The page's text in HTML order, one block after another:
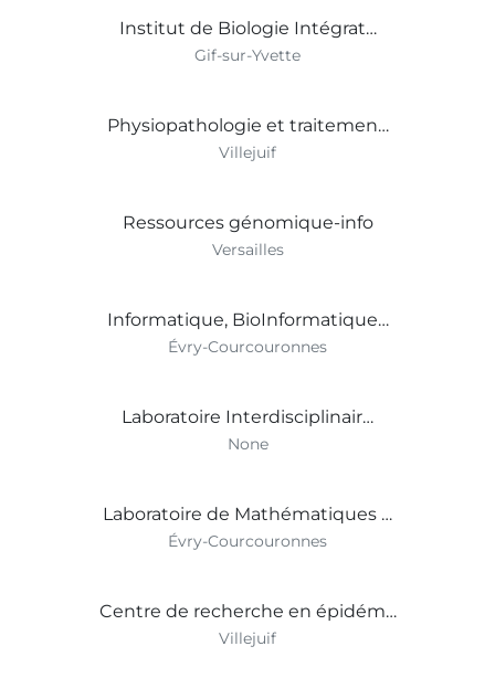
Institut de Biologie Intégrat…
Gif-sur-Yvette
Physiopathologie et traitemen…
Villejuif
Ressources génomique-info
Versailles
Informatique, BioInformatique…
Évry-Courcouronnes
Laboratoire Interdisciplinair…
None
Laboratoire de Mathématiques …
Évry-Courcouronnes
Centre de recherche en épidém…
Villejuif